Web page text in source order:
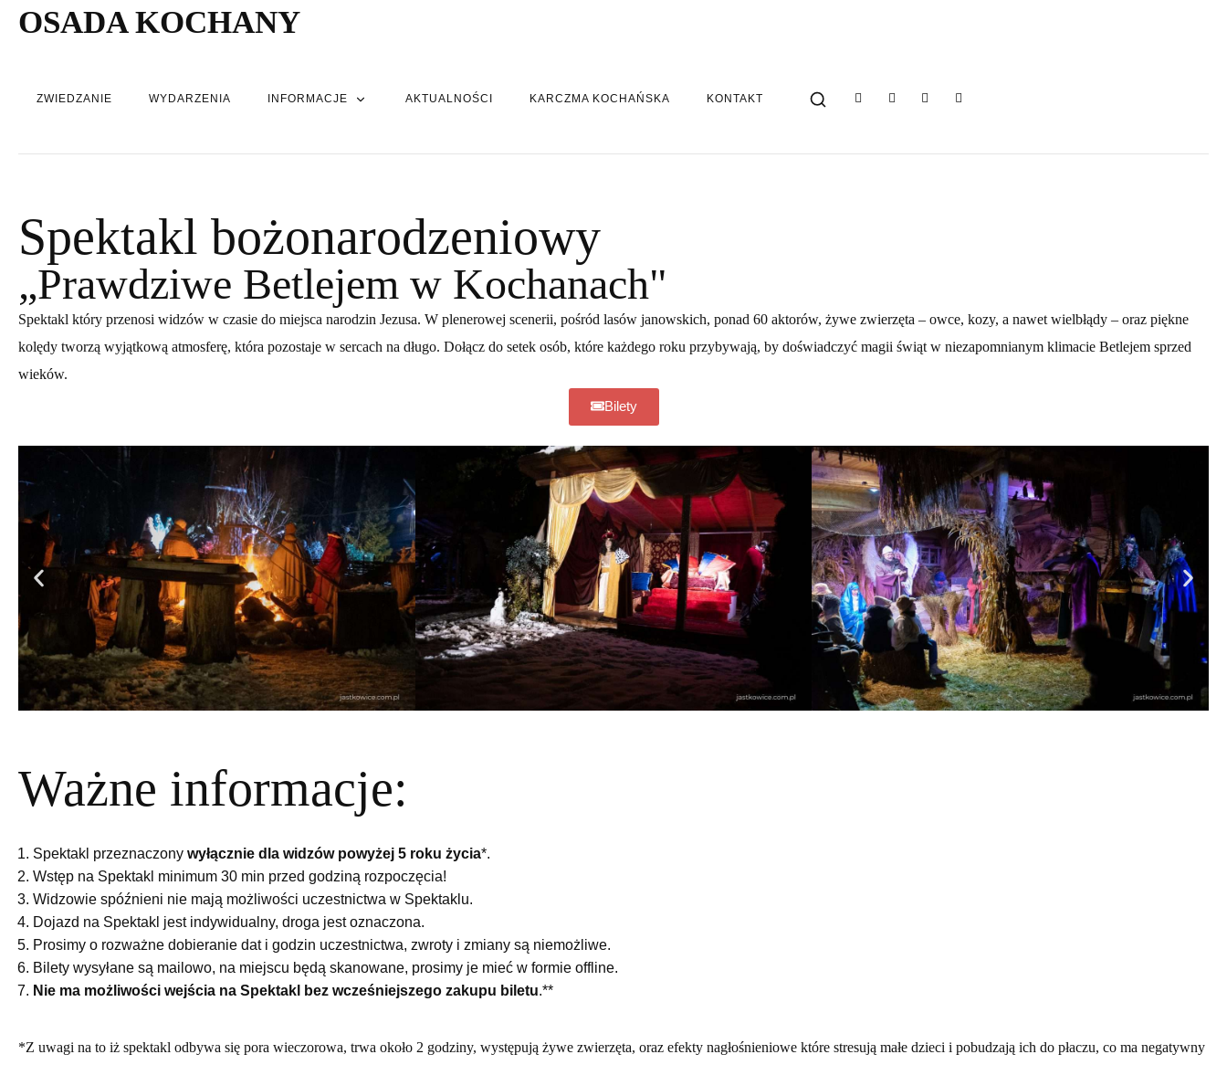
OSADA KOCHANY
ZWIEDZANIE WYDARZENIA INFORMACJE AKTUALNOŚCI KARCZMA KOCHAŃSKA KONTAKT
Spektakl bożonarodzeniowy
„Prawdziwe Betlejem w Kochanach"
Spektakl który przenosi widzów w czasie do miejsca narodzin Jezusa. W plenerowej scenerii, pośród lasów janowskich, ponad 60 aktorów, żywe zwierzęta – owce, kozy, a nawet wielbłądy – oraz piękne
kolędy tworzą wyjątkową atmosferę, która pozostaje w sercach na długo. Dołącz do setek osób, które każdego roku przybywają, by doświadczyć magii świąt w niezapomnianym klimacie Betlejem sprzed
wieków.
Bilety
Ważne informacje:
Spektakl przeznaczony wyłącznie dla widzów powyżej 5 roku życia*.
Wstęp na Spektakl minimum 30 min przed godziną rozpoczęcia!
Widzowie spóźnieni nie mają możliwości uczestnictwa w Spektaklu.
Dojazd na Spektakl jest indywidualny, droga jest oznaczona.
Prosimy o rozważne dobieranie dat i godzin uczestnictwa, zwroty i zmiany są niemożliwe.
Bilety wysyłane są mailowo, na miejscu będą skanowane, prosimy je mieć w formie offline.
Nie ma możliwości wejścia na Spektakl bez wcześniejszego zakupu biletu.**
*Z uwagi na to iż spektakl odbywa się pora wieczorowa, trwa około 2 godziny, występują żywe zwierzęta, oraz efekty nagłośnieniowe które stresują małe dzieci i pobudzają ich do płaczu, co ma negatywny